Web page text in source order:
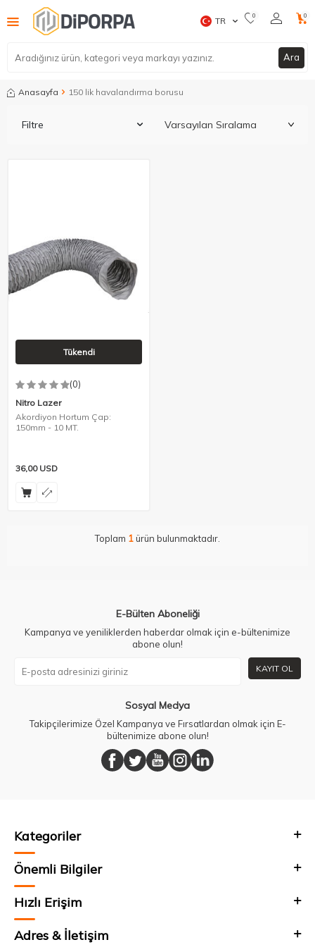
Ara
TR 0 0
Anasayfa 150 lik havalandırma borusu
Filtre
Tükendi
(0)
Nitro Lazer
Akordiyon Hortum Çap:
150mm - 10 MT.
36,00USD
Toplam 1ürün bulunmaktadır.
E-Bülten Aboneliği
Kampanya ve yeniliklerden haberdar olmak için e-bültenimize
abone olun!
KAYIT OL
Sosyal Medya
Takipçilerimize Özel Kampanya ve Fırsatlardan olmak için E-
bültenimize abone olun!
Kategoriler
Önemli Bilgiler
Hızlı Erişim
Adres & İletişim